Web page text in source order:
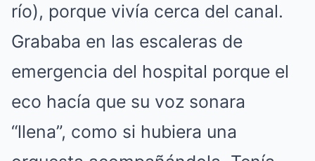
río), porque vivía cerca del canal.
Grababa en las escaleras de
emergencia del hospital porque el
eco hacía que su voz sonara
“llena”, como si hubiera una